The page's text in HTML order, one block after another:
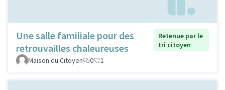
Une salle familiale pour des
retrouvailles chaleureuses
Retenue par le
tri citoyen
Maison du Citoyen
0 1